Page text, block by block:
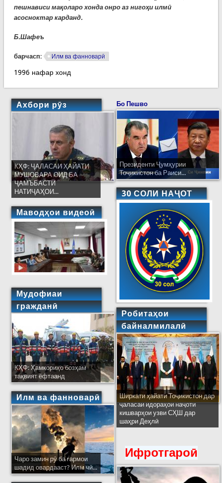
пешнависи мақоларо хонда онро аз нигоҳи илмӣ
асосноктар карданд.
Б.Шафеъ
барчасп: Илм ва фанноварӣ
1996 нафар хонд
Ахбори рӯз
КҲФ: ҶАЛАСАИ ҲАЙАТИ
МУШОВАРА ОИД БА
ҶАМЪБАСТИ
НАТИҶАҲОИ...
Маводҳои видеоӣ
Мудофиаи
гражданӣ
КҲФ: Ҳамкориҳо бозҳам
тақвият ёфтаанд
Илм ва фанноварӣ
Чаро замин рӯ ба гармои
шадид овардааст? Илм чӣ...
Бо Пешво
Президенти Ҷумҳурии
Тоҷикистон ба Раиси...
30 СОЛИ НАҶОТ
Робитаҳои
байналмилалӣ
Ширкати ҳайати Тоҷикистон дар
ҷаласаи идораҳои наҷоти
кишварҳои узви СҲШ дар
шаҳри Деҳлӣ
Ифротгароӣ